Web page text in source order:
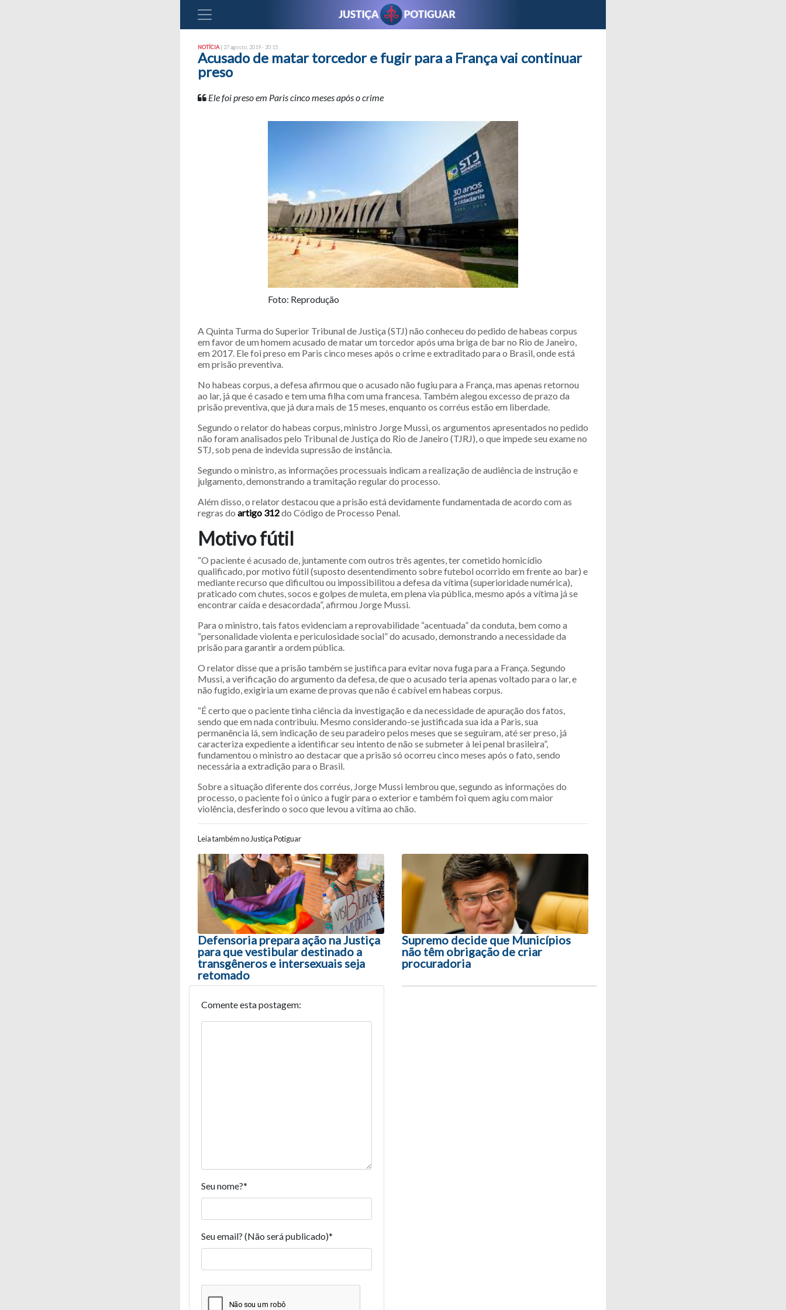
NOTÍCIA | 27 agosto, 2019 - 20:15
Acusado de matar torcedor e fugir para a França vai continuar
preso
Ele foi preso em Paris cinco meses após o crime
Foto: Reprodução
A Quinta Turma do Superior Tribunal de Justiça (STJ) não conheceu do pedido de habeas corpus
em favor de um homem acusado de matar um torcedor após uma briga de bar no Rio de Janeiro,
em 2017. Ele foi preso em Paris cinco meses após o crime e extraditado para o Brasil, onde está
em prisão preventiva.
No habeas corpus, a defesa afirmou que o acusado não fugiu para a França, mas apenas retornou
ao lar, já que é casado e tem uma filha com uma francesa. Também alegou excesso de prazo da
prisão preventiva, que já dura mais de 15 meses, enquanto os corréus estão em liberdade.
Segundo o relator do habeas corpus, ministro Jorge Mussi, os argumentos apresentados no pedido
não foram analisados pelo Tribunal de Justiça do Rio de Janeiro (TJRJ), o que impede seu exame no
STJ, sob pena de indevida supressão de instância.
Segundo o ministro, as informações processuais indicam a realização de audiência de instrução e
julgamento, demonstrando a tramitação regular do processo.
Além disso, o relator destacou que a prisão está devidamente fundamentada de acordo com as
regras do artigo​ 312do Código de Processo Penal.
Mot​​ivo fútil
“O paciente é acusado de, juntamente com outros três agentes, ter cometido homicídio
qualificado, por motivo fútil (suposto desentendimento sobre futebol ocorrido em frente ao bar) e
mediante recurso que dificultou ou impossibilitou a defesa da vítima (superioridade numérica),
praticado com chutes, socos e golpes de muleta, em plena via pública, mesmo após a vítima já se
encontrar caída e desacordada”, afirmou Jorge Mussi.
Para o ministro, tais fatos evidenciam a reprovabilidade “acentuada” da conduta, bem como a
“personalidade violenta e periculosidade social” do acusado, demonstrando a necessidade da
prisão para garantir a ordem pública.
O relator disse que a prisão também se justifica para evitar nova fuga para a França. Segundo
Mussi, a verificação do argumento da defesa, de que o acusado teria apenas voltado para o lar, e
não fugido, exigiria um exame de provas que não é cabível em habeas corpus.
“É certo que o paciente tinha ciência da investigação e da necessidade de apuração dos fatos,
sendo que em nada contribuiu. Mesmo considerando-se justificada sua ida a Paris, sua
permanência lá, sem indicação de seu paradeiro pelos meses que se seguiram, até ser preso, já
caracteriza expediente a identificar seu intento de não se submeter à lei penal brasileira”,
fundamentou o ministro ao destacar que a prisão só ocorreu cinco meses após o fato, sendo
necessária a extradição para o Brasil.
Sobre a situação diferente dos corréus, Jorge Mussi lembrou que, segundo as informações do
processo, o paciente foi o único a fugir para o exterior e também foi quem agiu com maior
violência, desferindo o soco que levou a vítima ao chão.
Leia também no Justiça Potiguar
Navegação entre posts
Defensoria prepara ação na Justiça
para que vestibular destinado a
transgêneros e intersexuais seja
retomado
Supremo decide que Municípios
não têm obrigação de criar
procuradoria
Comente esta postagem:
Seu nome?*
Seu email? (Não será publicado)*